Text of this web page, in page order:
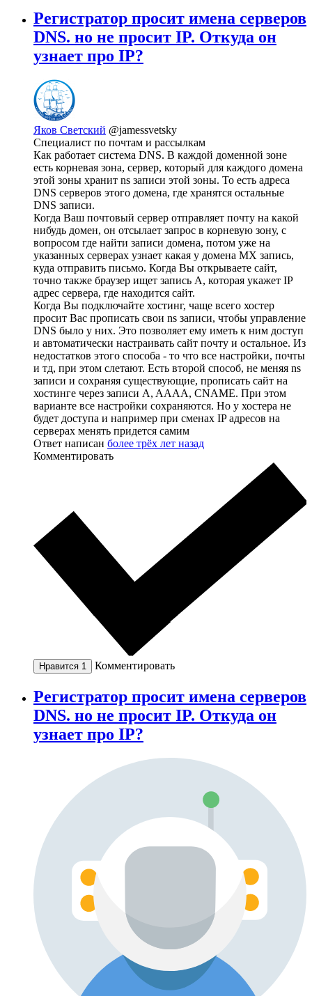
Регистратор просит имена серверов
DNS. но не просит IP. Откуда он
узнает про IP?
Яков Светский @jamessvetsky
Специалист по почтам и рассылкам
Как работает система DNS. В каждой доменной зоне
есть корневая зона, сервер, который для каждого домена
этой зоны хранит ns записи этой зоны. То есть адреса
DNS серверов этого домена, где хранятся остальные
DNS записи.
Когда Ваш почтовый сервер отправляет почту на какой
нибудь домен, он отсылает запрос в корневую зону, с
вопросом где найти записи домена, потом уже на
указанных серверах узнает какая у домена MX запись,
куда отправить письмо. Когда Вы открываете сайт,
точно также браузер ищет запись A, которая укажет IP
адрес сервера, где находится сайт.
Когда Вы подключайте хостинг, чаще всего хостер
просит Вас прописать свои ns записи, чтобы управление
DNS было у них. Это позволяет ему иметь к ним доступ
и автоматически настраивать сайт почту и остальное. Из
недостатков этого способа - то что все настройки, почты
и тд, при этом слетают. Есть второй способ, не меняя ns
записи и сохраняя существующие, прописать сайт на
хостинге через записи A, AAAA, CNAME. При этом
варианте все настройки сохраняются. Но у хостера не
будет доступа и например при сменах IP адресов на
серверах менять придется самим
Ответ написан более трёх лет назад
Комментировать
Нравится 1 Комментировать
Регистратор просит имена серверов
DNS. но не просит IP. Откуда он
узнает про IP?